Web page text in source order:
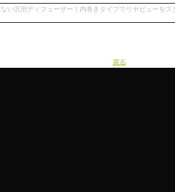
い汎用ディフューザー！内巻きタイプでリヤビューをス
戻る